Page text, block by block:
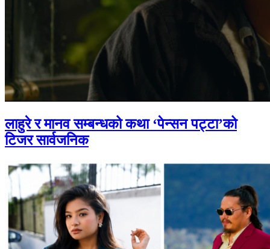
लाहुरे र मानव सम्बन्धको कथा ‘पेन्सन पट्टा’को
टिजर सार्वजनिक